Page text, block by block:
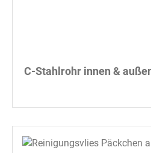
C-Stahlrohr innen &